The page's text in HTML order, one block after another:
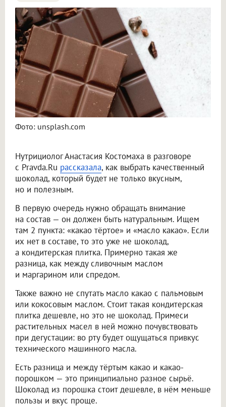
Фото: unsplash.com
Нутрициолог Анастасия Костомаха в разговоре
с Pravda.Ru рассказала, как выбрать качественный
шоколад, который будет не только вкусным,
но и полезным.
В первую очередь нужно обращать внимание
на состав — он должен быть натуральным. Ищем
там 2 пункта: «какао тёртое» и «масло какао». Если
их нет в составе, то это уже не шоколад,
а кондитерская плитка. Примерно такая же
разница, как между сливочным маслом
и маргарином или спредом.
Также важно не спутать масло какао с пальмовым
или кокосовым маслом. Стоит такая кондитерская
плитка дешевле, но это не шоколад. Примеси
растительных масел в ней можно почувствовать
при дегустации: во рту будет ощущаться привкус
технического машинного масла.
Есть разница и между тёртым какао и какао-
порошком — это принципиально разное сырьё.
Шоколад из порошка стоит дешевле, в нём меньше
пользы и вкус проще.